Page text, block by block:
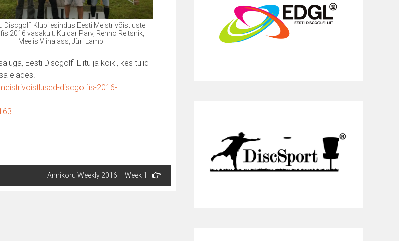
Discgolfi Klubi esindus Eesti Meistrivõistlustel
2016 vasakult: Kuldar Parv, Renno Reitsnik,
Meelis Viinalass, Jüri Lamp
Eesti Discgolfi Liitu ja kõiki, kes tulid
elades.
discgolfis-2016-
Annikoru Weekly 2016 – Week 1